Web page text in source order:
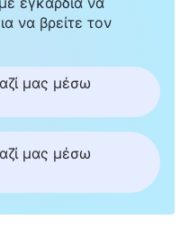
να βρείτε τον
μας μέσω
μας μέσω